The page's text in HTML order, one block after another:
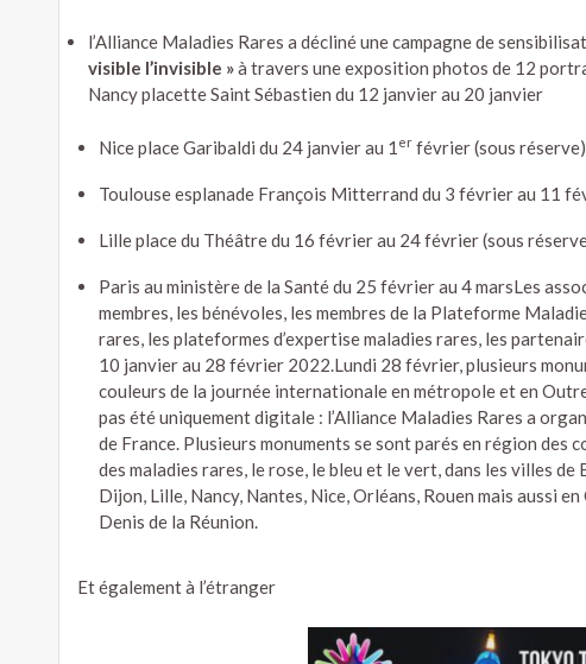
l’Alliance Maladies Rares a décliné une campagne de
visible l’invisible »à travers une exposition photos de 12
Nancy placette Saint Sébastien du 12 janvier au 20 janvier
Nice place Garibaldi du 24 janvier au 1 erfévrier (sous réserve)
Toulouse esplanade François Mitterrand du 3 février au 11
Lille place du Théâtre du 16 février au 24 février (sous
Paris au ministère de la Santé du 25 février au 4 marsLes
membres, les bénévoles, les membres de la Plateforme
rares, les plateformes d’expertise maladies rares, les
10 janvier au 28 février 2022.Lundi 28 février, plusieurs
couleurs de la journée internationale en métropole et en
pas été uniquement digitale : l’Alliance Maladies Rares a
de France. Plusieurs monuments se sont parés en région des
des maladies rares, le rose, le bleu et le vert, dans les villes
Dijon, Lille, Nancy, Nantes, Nice, Orléans, Rouen mais aussi
Denis de la Réunion.
Et également à l’étranger